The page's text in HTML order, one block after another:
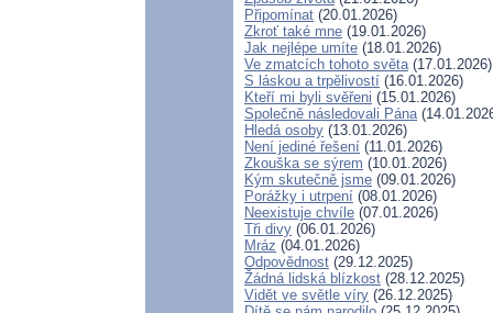
Připomínat (20.01.2026)
Zkroť také mne (19.01.2026)
Jak nejlépe umíte (18.01.2026)
Ve zmatcích tohoto světa(17.01.2026)
S láskou a trpělivostí (16.01.2026)
Kteří mi byli svěřeni (15.01.2026)
Společně následovali Pána
Hledá osoby (13.01.2026)
Není jediné řešení (11.01.2026)
Zkouška se sýrem (10.01.2026)
Kým skutečně jsme (09.01.2026)
Porážky i utrpení (08.01.2026)
Neexistuje chvíle (07.01.2026)
Tři divy (06.01.2026)
Mráz (04.01.2026)
Odpovědnost (29.12.2025)
Žádná lidská blízkost (28.12.2025)
Vidět ve světle víry (26.12.2025)